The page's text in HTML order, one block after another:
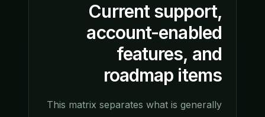
Current support,
account-enabled
features, and
roadmap items
This matrix separates what is generally